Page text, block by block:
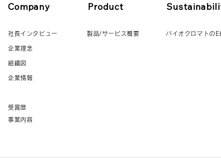
Company
社長インタビュー
企業理念
組織図
企業情報
受賞歴
Product
製品/サービス概要
事業内容
バイオクロマトの